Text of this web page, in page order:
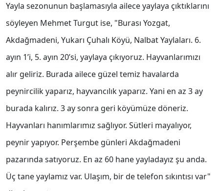
Yayla sezonunun başlamasıyla ailece yaylaya çıktıklarını
söyleyen Mehmet Turgut ise, "Burası Yozgat,
Akdağmadeni, Yukarı Çuhalı Köyü, Nalbat Yaylaları. 6.
ayın 1’i, 5. ayın 20’si, yaylaya çıkıyoruz. Hayvanlarımızı
alır geliriz. Burada ailece güzel temiz havalarda
peynircilik yaparız, hayvancılık yaparız. Yani en az 3 ay
burada kalırız. 3 ay sonra geri köyümüze döneriz.
Hayvanları hanımlarımız sağlıyor. Sütleri mayalıyor,
peynir yapıyor. Perşembe günleri Akdağmadeni
pazarında satıyoruz. En az 60 hane yayladayız şu anda.
Üç tane yaylamız var. Ulaşım, bir de telefon sıkıntısı var"